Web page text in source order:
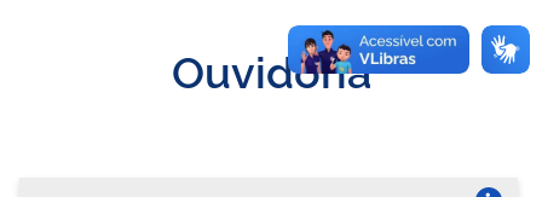
Ouvidoria